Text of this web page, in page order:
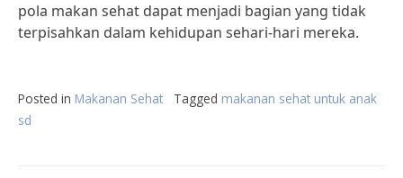
pola makan sehat dapat menjadi bagian yang tidak
terpisahkan dalam kehidupan sehari-hari mereka.
Posted in Makanan Sehat Tagged makanan sehat untuk anak
sd